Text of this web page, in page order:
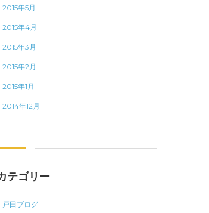
2015年5月
2015年4月
2015年3月
2015年2月
2015年1月
2014年12月
テゴリー
戸田ブログ